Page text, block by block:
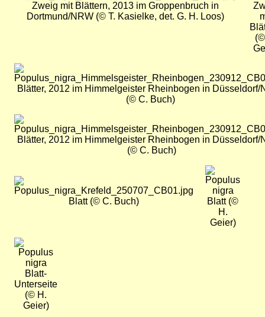
Zweig mit Blättern, 2013 im Groppenbruch in
Dortmund/NRW (© T. Kasielke, det. G. H. Loos)
Bild
Blätter, 2012 im Himmelgeister Rheinbogen in Düsseldorf/
(© C. Buch)
Bild
Blätter, 2012 im Himmelgeister Rheinbogen in Düsseldorf/
(© C. Buch)
Bild
Blatt (© C. Buch)
Bild
Blatt (©
H.
Geier)
Bild
Blatt-
Unterseite
(© H.
Geier)